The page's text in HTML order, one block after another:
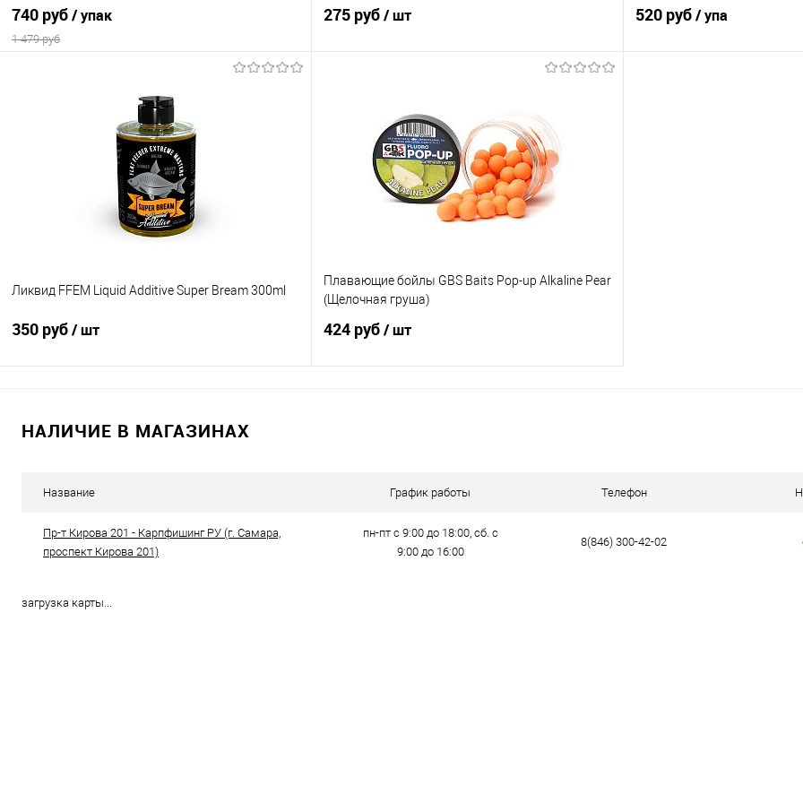
740 руб/ упак
1 479 руб
Сравнение
В наличии
275 руб/ шт
Купить в 1 клик
Сравнение
В избранное
В наличии
520 руб/ упа
Ликвид FFEM Liquid Additive Super Bream 300ml
350 руб/ шт
Плавающие бойлы GBS Baits Pop-up Alkaline Pear
(Щелочная груша)
424 руб/ шт
10мм 12мм
НАЛИЧИЕ В МАГАЗИНАХ
Название График работы Телефон
Пр-т Кирова 201 - Карпфишинг РУ (г. Самара,
проспект Кирова 201)
пн-пт с 9:00 до 18:00, сб. с
9:00 до 16:00
8(846) 300-42-02
загрузка карты...